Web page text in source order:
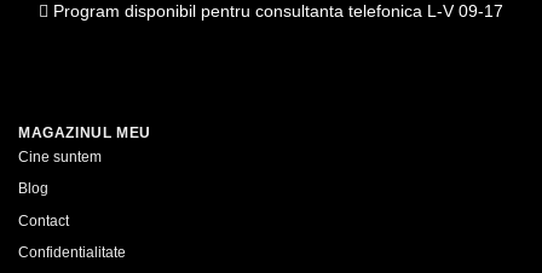
Program disponibil pentru consultanta telefonica L-V 09-17
MAGAZINUL MEU
Cine suntem
Blog
Contact
Confidentialitate